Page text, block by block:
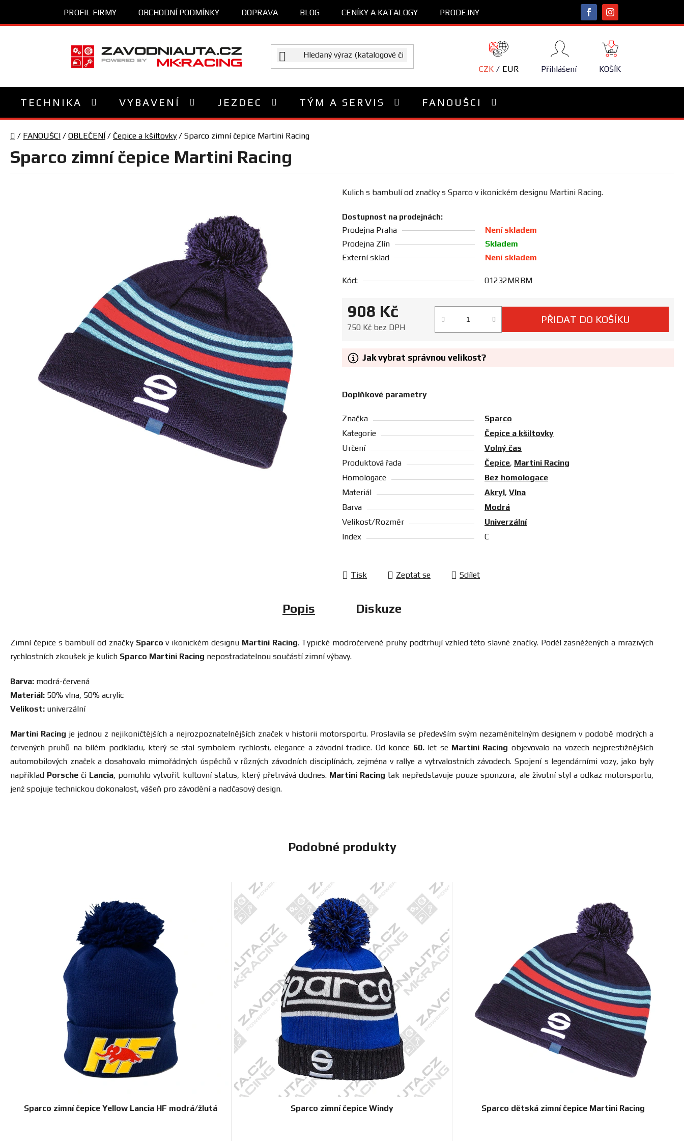
obsah
PROFIL FIRMY OBCHODNÍ PODMÍNKY DOPRAVA BLOG CENÍKY A KATALOGY PRODEJNY
CZK EUR Přihlášení
NÁKUPNÍ
KOŠÍK
KOŠÍK
TECHNIKA VYBAVENÍ JEZDEC TÝM A SERVIS FANOUŠCI
Domů
/ FANOUŠCI / OBLEČENÍ / Čepice a kšiltovky / Sparco zimní čepice Martini Racing
Sparco zimní čepice Martini Racing
Kulich s bambulí od značky s Sparco v ikonickém designu Martini Racing.
Dostupnost na prodejnách:
Prodejna Zlín Skladem
Prodejna Praha Není skladem
Externí sklad Není skladem
Kód: 01232MRBM
908 Kč
750 Kč bez DPH
PŘIDAT DO KOŠÍKU
Jak vybrat správnou velikost?
Doplňkové parametry
Značka
Sparco
Kategorie
Čepice a kšiltovky
Určení
Volný čas
Produktová řada
Čepice, Martini Racing
Homologace
Bez homologace
Materiál
Akryl, Vlna
Barva
Modrá
Velikost/Rozměr
Univerzální
Index
C
Tisk Zeptat se Sdílet
Popis Diskuze
Zimní čepice s bambulí od značky Sparco v ikonickém designu Martini Racing. Typické modročervené pruhy podtrhují vzhled této slavné značky. Podél zasněžených a mrazivých
rychlostních zkoušek je kulich Sparco Martini Racing nepostradatelnou součástí zimní výbavy.
Barva: modrá-červená
Materiál: 50% vlna, 50% acrylic
Velikost: univerzální
Martini Racing je jednou z nejikoničtějších a nejrozpoznatelnějších značek v historii motorsportu. Proslavila se především svým nezaměnitelným designem v podobě modrých a
červených pruhů na bílém podkladu, který se stal symbolem rychlosti, elegance a závodní tradice. Od konce 60.let se Martini Racing objevovalo na vozech nejprestižnějších
automobilových značek a dosahovalo mimořádných úspěchů v různých závodních disciplínách, zejména v rallye a vytrvalostních závodech. Spojení s legendárními vozy, jako byly
například Porsche či Lancia, pomohlo vytvořit kultovní status, který přetrvává dodnes. Martini Racing tak nepředstavuje pouze sponzora, ale životní styl a odkaz motorsportu,
jenž spojuje technickou dokonalost, vášeň pro závodění a nadčasový design.
Podobné produkty
Sparco zimní čepice Yellow Lancia HF modrá/žlutá Sparco zimní čepice Windy Sparco dětská zimní čepice Martini Racing